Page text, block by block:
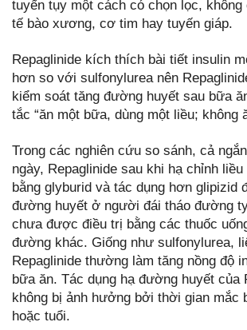
tuyến tụy một cách có chọn lọc, không
tế bào xương, cơ tim hay tuyến giáp.
Repaglinide kích thích bài tiết insulin
hơn so với sulfonylurea nên
kiểm soát tăng đường huyết sau bữa
tắc “ăn một bữa, dùng một liều; không
Trong các nghiên cứu so sánh, cả
ngày, Repaglinide sau khi hạ chỉnh
bằng glyburid và tác dụng hơn glipizid
đường huyết ở người đái tháo đường
chưa được điều trị bằng các thuốc
đường khác. Giống như sulfonylurea,
Repaglinide thường làm tăng nồng độ
bữa ăn. Tác dụng hạ đường huyết của
không bị ảnh hưởng bởi thời gian mắc
hoặc tuổi.